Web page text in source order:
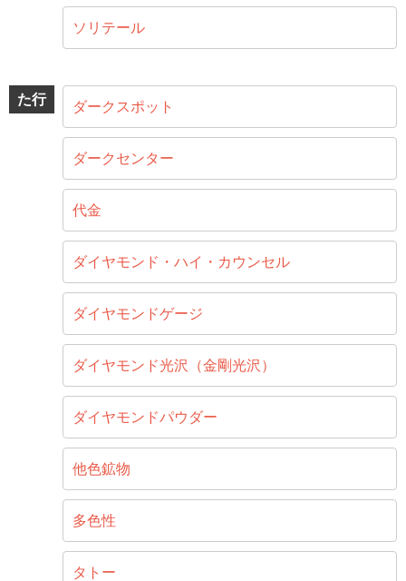
ソリテール
た行 ダークスポット
ダークセンター
代金
ダイヤモンド・ハイ・カウンセル
ダイヤモンドゲージ
ダイヤモンド光沢（金剛光沢）
ダイヤモンドパウダー
他色鉱物
多色性
タトー